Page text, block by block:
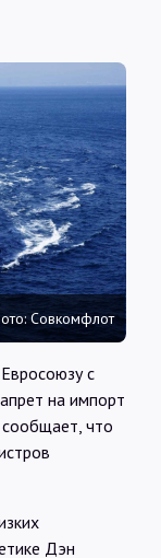
Совкомфлот
с
на импорт
что
Дэн